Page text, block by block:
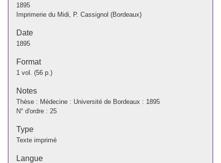
1895
Imprimerie du Midi, P. Cassignol (Bordeaux)
Date
1895
Format
1 vol. (56 p.)
Notes
Thèse : Médecine : Université de Bordeaux : 1895
N° d'ordre : 25
Type
Texte imprimé
Langue